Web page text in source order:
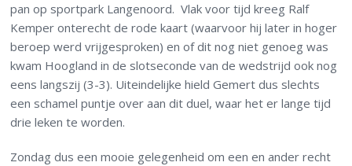
pan op sportpark Langenoord. Vlak voor tijd kreeg Ralf
Kemper onterecht de rode kaart (waarvoor hij later in hoger
beroep werd vrijgesproken) en of dit nog niet genoeg was
kwam Hoogland in de slotseconde van de wedstrijd ook nog
eens langszij (3-3). Uiteindelijke hield Gemert dus slechts
een schamel puntje over aan dit duel, waar het er lange tijd
drie leken te worden.
Zondag dus een mooie gelegenheid om een en ander recht